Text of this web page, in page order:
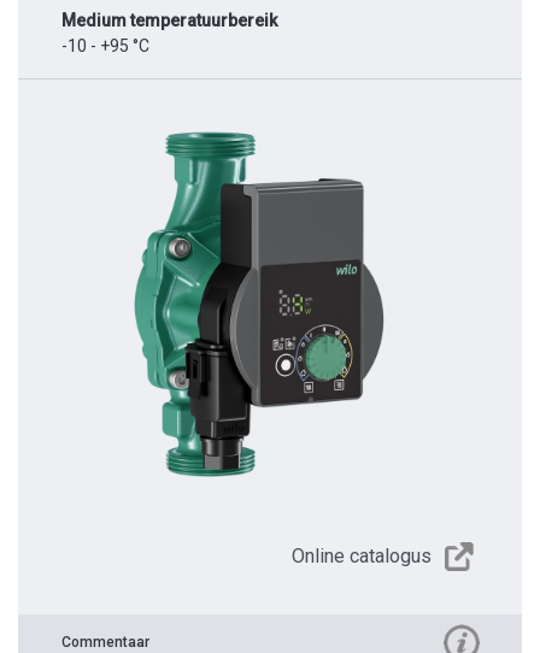
Medium temperatuurbereik
-10 - +95 °C
Online catalogus
Commentaar